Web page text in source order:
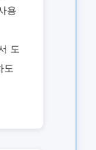
용
도
도